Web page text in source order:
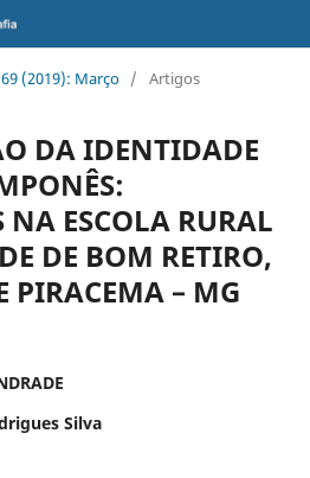
(2019): Março / Artigos
DA IDENTIDADE
NA ESCOLA RURAL
DE BOM RETIRO,
PIRACEMA – MG
Silva